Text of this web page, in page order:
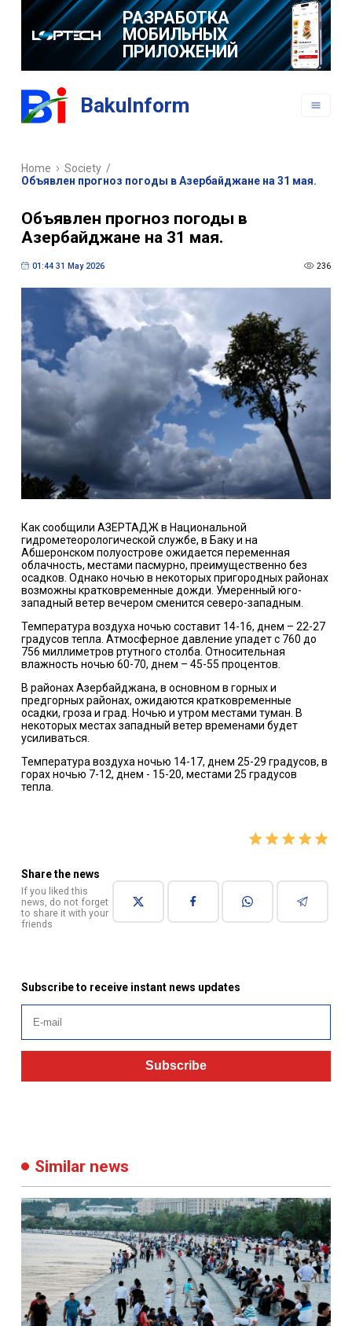
РАЗРАБОТКА
МОБИЛЬНЫХ
ПРИЛОЖЕНИЙ
BakuInform
Home Society /
Объявлен прогноз погоды в Азербайджане на 31 мая.
Объявлен прогноз погоды в
Азербайджане на 31 мая.
01:44 31 May 2026 236
Как сообщили АЗЕРТАДЖ в Национальной
гидрометеорологической службе, в Баку и на
Абшеронском полуострове ожидается переменная
облачность, местами пасмурно, преимущественно без
осадков. Однако ночью в некоторых пригородных районах
возможны кратковременные дожди. Умеренный юго-
западный ветер вечером сменится северо-западным.
Температура воздуха ночью составит 14-16, днем – 22-27
градусов тепла. Атмосферное давление упадет с 760 до
756 миллиметров ртутного столба. Относительная
влажность ночью 60-70, днем – 45-55 процентов.
В районах Азербайджана, в основном в горных и
предгорных районах, ожидаются кратковременные
осадки, гроза и град. Ночью и утром местами туман. В
некоторых местах западный ветер временами будет
усиливаться.
Температура воздуха ночью 14-17, днем 25-29 градусов, в
горах ночью 7-12, днем - 15-20, местами 25 градусов
тепла.
Share the news
If you liked this
news, do not forget
to share it with your
friends
Subscribe to receive instant news updates
Subscribe
Similar news